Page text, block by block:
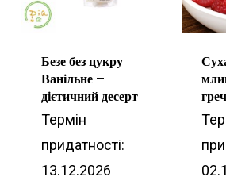
Безе без цукру
Ванільне –
дієтичний десерт
Термін
придатності:
13.12.2026